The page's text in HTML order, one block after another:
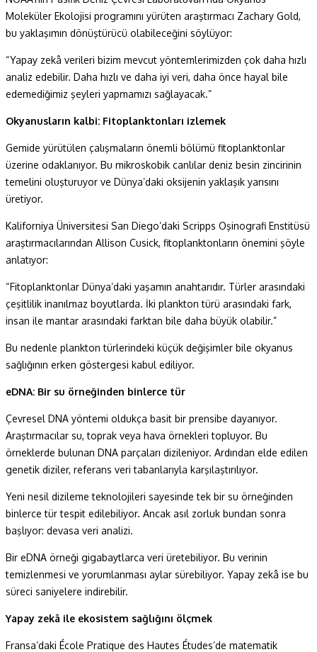
Moleküler Ekolojisi programını yürüten araştırmacı Zachary Gold,
bu yaklaşımın dönüştürücü olabileceğini söylüyor:
“Yapay zekâ verileri bizim mevcut yöntemlerimizden çok daha hızlı
analiz edebilir. Daha hızlı ve daha iyi veri, daha önce hayal bile
edemediğimiz şeyleri yapmamızı sağlayacak.”
Okyanusların kalbi: Fitoplanktonları izlemek
Gemide yürütülen çalışmaların önemli bölümü fitoplanktonlar
üzerine odaklanıyor. Bu mikroskobik canlılar deniz besin zincirinin
temelini oluşturuyor ve Dünya’daki oksijenin yaklaşık yarısını
üretiyor.
Kaliforniya Üniversitesi San Diego’daki Scripps Oşinografi Enstitüsü
araştırmacılarından Allison Cusick, fitoplanktonların önemini şöyle
anlatıyor:
“Fitoplanktonlar Dünya’daki yaşamın anahtarıdır. Türler arasındaki
çeşitlilik inanılmaz boyutlarda. İki plankton türü arasındaki fark,
insan ile mantar arasındaki farktan bile daha büyük olabilir.”
Bu nedenle plankton türlerindeki küçük değişimler bile okyanus
sağlığının erken göstergesi kabul ediliyor.
eDNA: Bir su örneğinden binlerce tür
Çevresel DNA yöntemi oldukça basit bir prensibe dayanıyor.
Araştırmacılar su, toprak veya hava örnekleri topluyor. Bu
örneklerde bulunan DNA parçaları dizileniyor. Ardından elde edilen
genetik diziler, referans veri tabanlarıyla karşılaştırılıyor.
Yeni nesil dizileme teknolojileri sayesinde tek bir su örneğinden
binlerce tür tespit edilebiliyor. Ancak asıl zorluk bundan sonra
başlıyor: devasa veri analizi.
Bir eDNA örneği gigabaytlarca veri üretebiliyor. Bu verinin
temizlenmesi ve yorumlanması aylar sürebiliyor. Yapay zekâ ise bu
süreci saniyelere indirebilir.
Yapay zekâ ile ekosistem sağlığını ölçmek
Fransa’daki École Pratique des Hautes Études’de matematik